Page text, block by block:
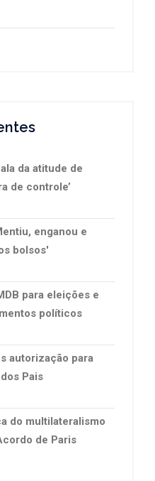
da atitude de
de controle’
enganou e
bolsos'
para eleições e
políticos
autorização para
Pais
do multilateralismo
de Paris